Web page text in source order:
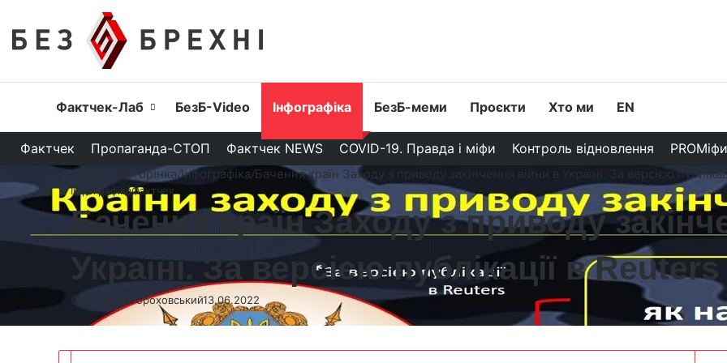
Головна
Фактчек-Лаб БезБ-Video Інфографіка БезБ-меми Проєкти Хто ми EN
Фактчек Пропаганда-СТОП Фактчек NEWS COVID-19. Правда і міфи Контроль відновлення PROМіфи
Головна сторінка/Інфографіка/Бачення країн Заходу з приводу закінчення війни в Україні. За версією
ІнфографікаФактчек
Бачення країн Заходу з приводу
Україні. За версією публікації в Reuters
Олександр Гороховський13.06.2022